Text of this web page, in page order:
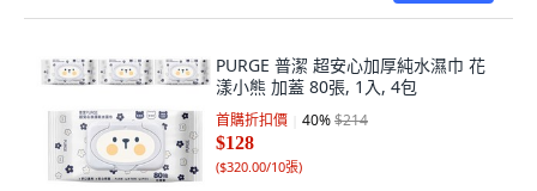
PURGE 普潔 超安心加厚純水濕巾 花
漾小熊 加蓋 80張, 1入, 4包
首購折扣價 40%$214
$128
($320.00/10張)